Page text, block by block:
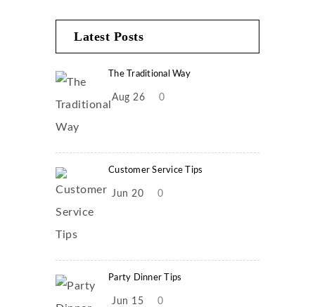
Latest Posts
The Traditional Way
Aug 26 0
Customer Service Tips
Jun 20 0
Party Dinner Tips
Jun 15 0